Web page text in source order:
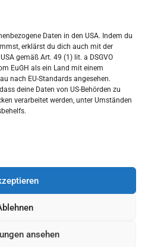
Daten in den USA. Indem du
erklärst du dich auch mit der
gemäß Art. 49 (1) lit. a DSGVO
EuGH als ein Land mit einem
nach EU-Standards angesehen.
deine Daten von US-Behörden zu
verarbeitet werden, unter Umständen
ansehen
2024
D F S
1 2 3
8 9 10 11
29 30 31
Sep. »
u Svijet-Njemacka!